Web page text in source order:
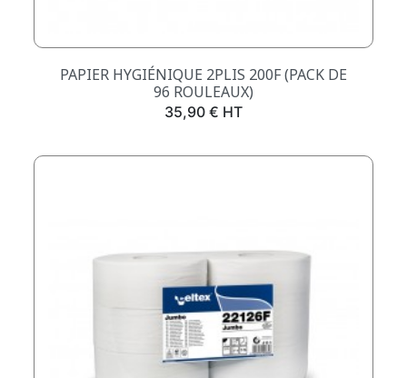
PAPIER HYGIÉNIQUE 2PLIS 200F (PACK DE
96 ROULEAUX)
Prix
35,90 € HT